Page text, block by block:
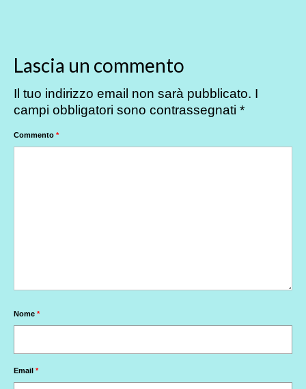
Lascia un commento
Il tuo indirizzo email non sarà pubblicato. I
campi obbligatori sono contrassegnati *
Commento *
Nome *
Email *